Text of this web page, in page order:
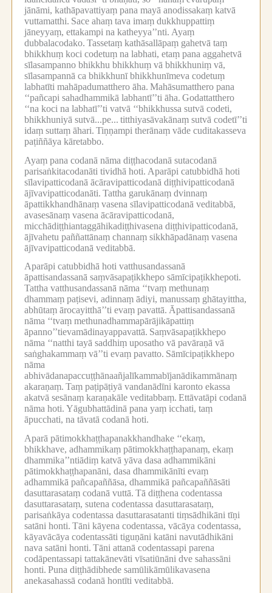
jānāmi, kathāpavattiyaṃ pana mayā anodissakaṃ katvā
vuttamatthi. Sace ahaṃ tava imaṃ dukkhuppattiṃ
jāneyyaṃ, ettakampi na katheyya’’nti. Ayaṃ
dubbalacodako. Tassetaṃ kathāsallāpaṃ gahetvā taṃ
bhikkhuṃ koci codetuṃ na labhati, etaṃ pana aggahetvā
sīlasampanno bhikkhu bhikkhuṃ vā bhikkhuniṃ vā,
sīlasampannā ca bhikkhunī bhikkhunīmeva codetuṃ
labhatīti mahāpadumatthero āha. Mahāsumatthero pana
‘‘pañcapi sahadhammikā labhantī’’ti āha. Godattatthero
‘‘na koci na labhatī’’ti vatvā ‘‘bhikkhussa sutvā codeti,
bhikkhuniyā sutvā...pe... titthiyasāvakānaṃ sutvā codetī’’ti
idaṃ suttaṃ āhari. Tiṇṇampi therānaṃ vāde cuditakasseva
paṭiññāya kāretabbo.
Ayaṃ pana codanā nāma diṭṭhacodanā sutacodanā
parisaṅkitacodanāti tividhā hoti. Aparāpi catubbidhā hoti
sīlavipatticodanā ācāravipatticodanā diṭṭhivipatticodanā
ājīvavipatticodanāti. Tattha garukānaṃ dvinnaṃ
āpattikkhandhānaṃ vasena sīlavipatticodanā veditabbā,
avasesānaṃ vasena ācāravipatticodanā,
micchādiṭṭhiantaggāhikadiṭṭhivasena diṭṭhivipatticodanā,
ājīvahetu paññattānaṃ channaṃ sikkhāpadānaṃ vasena
ājīvavipatticodanā veditabbā.
Aparāpi catubbidhā hoti vatthusandassanā
āpattisandassanā saṃvāsapaṭikkhepo sāmīcipaṭikkhepoti.
Tattha vatthusandassanā nāma ‘‘tvaṃ methunaṃ
dhammaṃ paṭisevi, adinnaṃ ādiyi, manussaṃ ghātayittha,
abhūtaṃ ārocayitthā’’ti evaṃ pavattā. Āpattisandassanā
nāma ‘‘tvaṃ methunadhammapārājikāpattiṃ
āpanno’’tievamādinayappavattā. Saṃvāsapaṭikkhepo
nāma ‘‘natthi tayā saddhiṃ uposatho vā pavāraṇā vā
saṅghakammaṃ vā’’ti evaṃ pavatto. Sāmīcipaṭikkhepo
nāma
abhivādanapaccuṭṭhānaañjalīkammabījanādikammānaṃ
akaraṇaṃ. Taṃ paṭipāṭiyā vandanādīni karonto ekassa
akatvā sesānaṃ karaṇakāle veditabbaṃ. Ettāvatāpi codanā
nāma hoti. Yāgubhattādinā pana yaṃ icchati, taṃ
āpucchati, na tāvatā codanā hoti.
Aparā pātimokkhaṭṭhapanakkhandhake ‘‘ekaṃ,
bhikkhave, adhammikaṃ pātimokkhaṭṭhapanaṃ, ekaṃ
dhammika’’ntiādiṃ katvā yāva dasa adhammikāni
pātimokkhaṭṭhapanāni, dasa dhammikānīti evaṃ
adhammikā pañcapaññāsa, dhammikā pañcapaññāsāti
dasuttarasataṃ codanā vuttā. Tā diṭṭhena codentassa
dasuttarasataṃ, sutena codentassa dasuttarasataṃ,
parisaṅkāya codentassa dasuttarasatanti tiṃsādhikāni tīṇi
satāni honti. Tāni kāyena codentassa, vācāya codentassa,
kāyavācāya codentassāti tiguṇāni katāni navutādhikāni
nava satāni honti. Tāni attanā codentassapi parena
codāpentassapi tattakānevāti vīsatiūnāni dve sahassāni
honti. Puna diṭṭhādibhede samūlikāmūlikavasena
anekasahassā codanā hontīti veditabbā.